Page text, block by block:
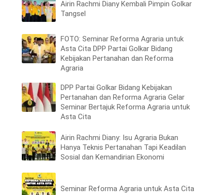
Airin Rachmi Diany Kembali Pimpin Golkar
Tangsel
FOTO: Seminar Reforma Agraria untuk
Asta Cita DPP Partai Golkar Bidang
Kebijakan Pertanahan dan Reforma
Agraria
DPP Partai Golkar Bidang Kebijakan
Pertanahan dan Reforma Agraria Gelar
Seminar Bertajuk Reforma Agraria untuk
Asta Cita
Airin Rachmi Diany: Isu Agraria Bukan
Hanya Teknis Pertanahan Tapi Keadilan
Sosial dan Kemandirian Ekonomi
Seminar Reforma Agraria untuk Asta Cita